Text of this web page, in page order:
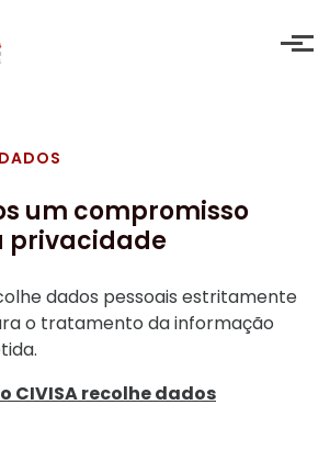
um compromisso
privacidade
dados pessoais estritamente
o tratamento da informação
CIVISA recolhe dados